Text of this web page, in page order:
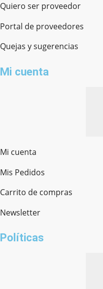
Quiero ser proveedor
Portal de proveedores
Quejas y sugerencias
Mi cuenta
Mi cuenta
Mis Pedidos
Carrito de compras
Newsletter
Políticas